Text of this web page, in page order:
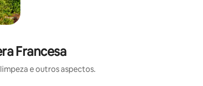
Francesa
e outros aspectos.